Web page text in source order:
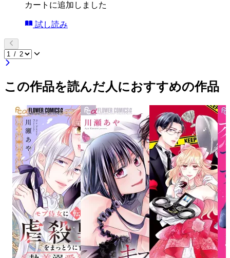
カートに追加しました
試し読み
この作品を読んだ人におすすめの作品